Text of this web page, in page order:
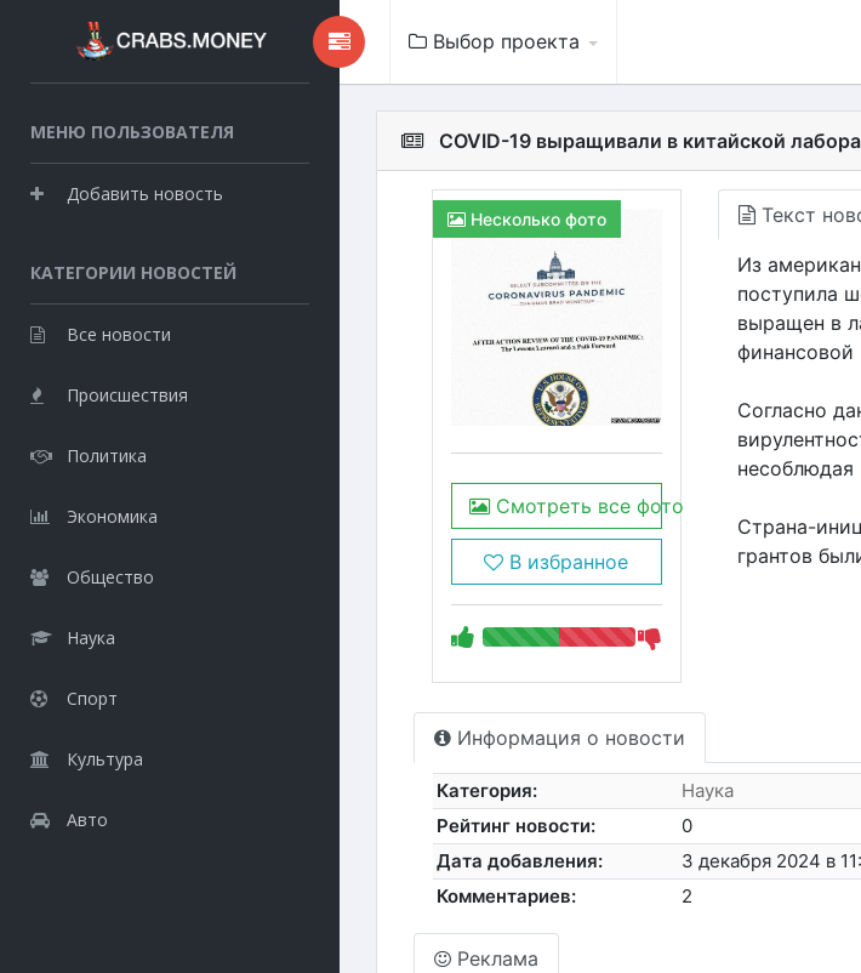
МЕНЮ ПОЛЬЗОВАТЕЛЯ
Добавить новость
КАТЕГОРИИ НОВОСТЕЙ
Все новости
Происшествия
Политика
Экономика
Общество
Наука
Спорт
Культура
Авто
Выбор проекта
COVID-19 выращивали в китайской
Несколько фото
Смотреть все фото
В избранное
Текст
Из
поступила
выращен в
Согласно
Страна-
грантов
Информация о новости
Категория:
Наука
Рейтинг новости:
0
Дата добавления:
3 декабря 2024 в
Комментариев:
2
Реклама